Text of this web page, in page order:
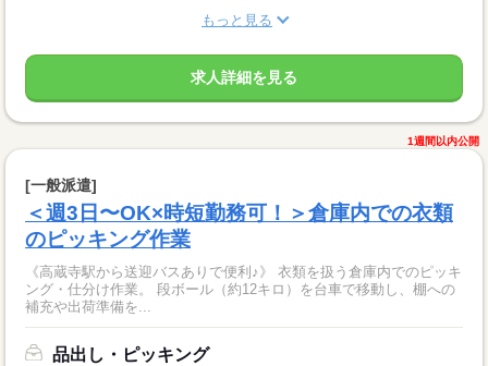
もっと見る
求人詳細を見る
1週間以内公開
[一般派遣]
＜週3日〜OK×時短勤務可！＞倉庫内での衣類
のピッキング作業
《高蔵寺駅から送迎バスありで便利♪》 衣類を扱う倉庫内でのピッキ
ング・仕分け作業。 段ボール（約12キロ）を台車で移動し、棚への
補充や出荷準備を...
品出し・ピッキング